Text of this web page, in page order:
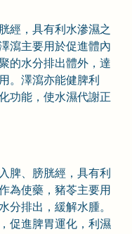
經，具有利水滲濕之
瀉主要用於促進體內
的水分排出體外，達
。澤瀉亦能健脾利
功能，使水濕代謝正
脾、膀胱經，具有利
為使藥，豬苓主要用
分排出，緩解水腫。
促進脾胃運化，利濕